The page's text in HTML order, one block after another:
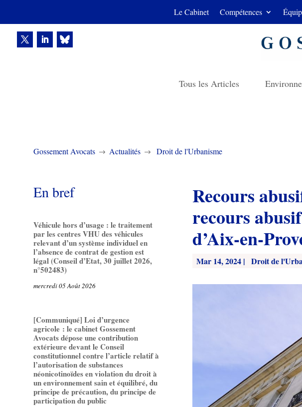
Le Cabinet Compétences
Tous les Articles
Gossement Avocats $ Actualités $ Droit de l'Urbanisme
En bref
Véhicule hors d’usage : le traitement
par les centres VHU des véhicules
relevant d’un système individuel en
l’absence de contrat de gestion est
légal (Conseil d’Etat, 30 juillet 2026,
n°502483)
mercredi 05 Août 2026
[Communiqué] Loi d’urgence
agricole : le cabinet Gossement
Avocats dépose une contribution
extérieure devant le Conseil
constitutionnel contre l’article relatif à
l’autorisation de substances
néonicotinoïdes en violation du droit à
un environnement sain et équilibré, du
principe de précaution, du principe de
participation du public
Recours
recours
d’Aix-en-
Mar 14, 2024 | Droit de